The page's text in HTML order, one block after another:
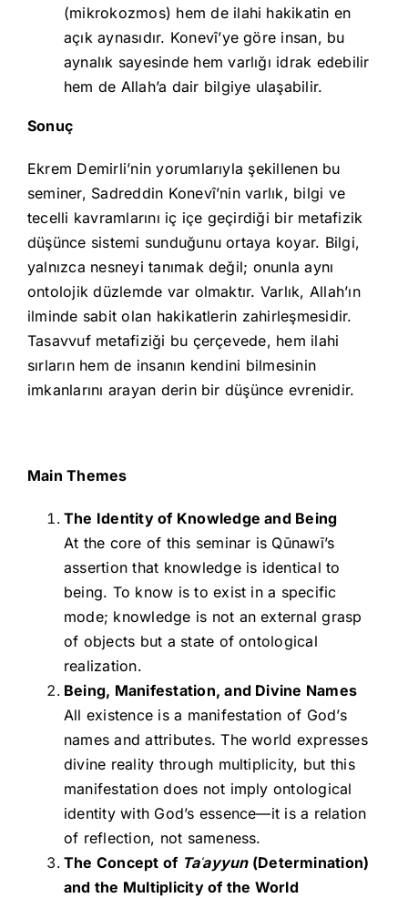
(mikrokozmos) hem de ilahi hakikatin en
açık aynasıdır. Konevî’ye göre insan, bu
aynalık sayesinde hem varlığı idrak edebilir
hem de Allah’a dair bilgiye ulaşabilir.
Sonuç
Ekrem Demirli’nin yorumlarıyla şekillenen bu
seminer, Sadreddin Konevî’nin varlık, bilgi ve
tecelli kavramlarını iç içe geçirdiği bir metafizik
düşünce sistemi sunduğunu ortaya koyar. Bilgi,
yalnızca nesneyi tanımak değil; onunla aynı
ontolojik düzlemde var olmaktır. Varlık, Allah’ın
ilminde sabit olan hakikatlerin zahirleşmesidir.
Tasavvuf metafiziği bu çerçevede, hem ilahi
sırların hem de insanın kendini bilmesinin
imkanlarını arayan derin bir düşünce evrenidir.
Main Themes
The Identity of Knowledge and Being
At the core of this seminar is Qūnawī’s
assertion that knowledge is identical to
being. To know is to exist in a specific
mode; knowledge is not an external grasp
of objects but a state of ontological
realization.
Being, Manifestation, and Divine Names
All existence is a manifestation of God’s
names and attributes. The world expresses
divine reality through multiplicity, but this
manifestation does not imply ontological
identity with God’s essence—it is a relation
of reflection, not sameness.
The Concept of Taʿayyun(Determination)
and the Multiplicity of the World